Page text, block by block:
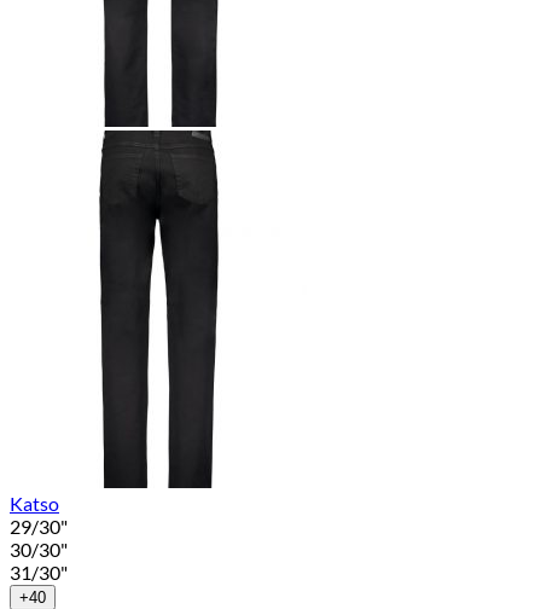
Katso
29/30"
30/30"
31/30"
+40